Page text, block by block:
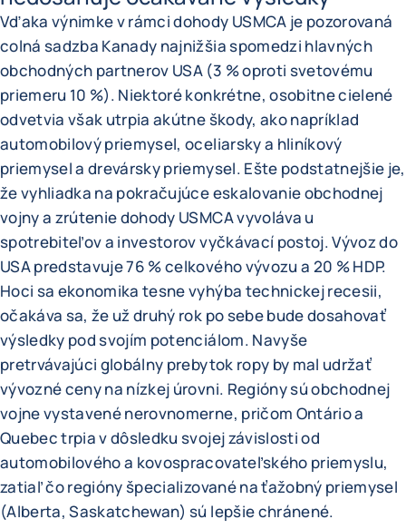
Vďaka výnimke v rámci dohody USMCA je pozorovaná
colná sadzba Kanady najnižšia spomedzi hlavných
obchodných partnerov USA (3 % oproti svetovému
priemeru 10 %). Niektoré konkrétne, osobitne cielené
odvetvia však utrpia akútne škody, ako napríklad
automobilový priemysel, oceliarsky a hliníkový
priemysel a drevársky priemysel. Ešte podstatnejšie je,
že vyhliadka na pokračujúce eskalovanie obchodnej
vojny a zrútenie dohody USMCA vyvoláva u
spotrebiteľov a investorov vyčkávací postoj. Vývoz do
USA predstavuje 76 % celkového vývozu a 20 % HDP.
Hoci sa ekonomika tesne vyhýba technickej recesii,
očakáva sa, že už druhý rok po sebe bude dosahovať
výsledky pod svojím potenciálom. Navyše
pretrvávajúci globálny prebytok ropy by mal udržať
vývozné ceny na nízkej úrovni. Regióny sú obchodnej
vojne vystavené nerovnomerne, pričom Ontário a
Quebec trpia v dôsledku svojej závislosti od
automobilového a kovospracovateľského priemyslu,
zatiaľ čo regióny špecializované na ťažobný priemysel
(Alberta, Saskatchewan) sú lepšie chránené.